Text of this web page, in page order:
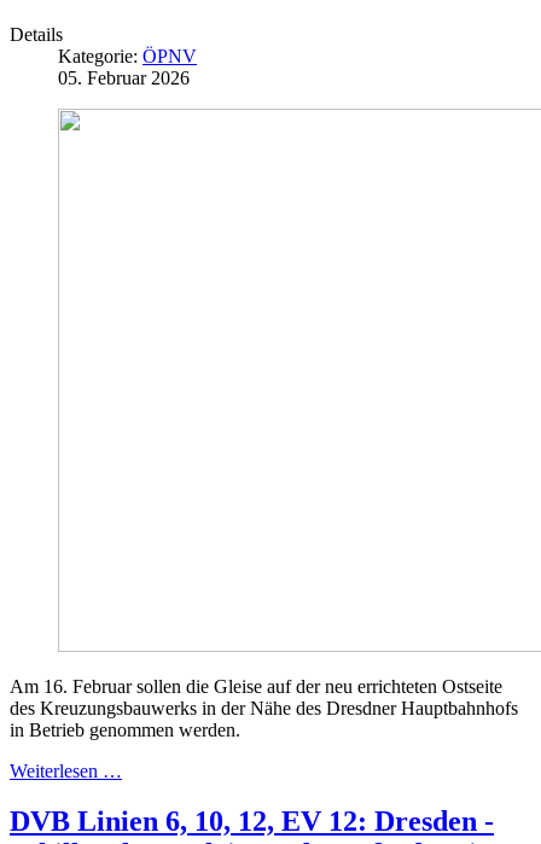
Details
Kategorie: ÖPNV
05. Februar 2026
Am 16. Februar sollen die Gleise auf der neu errichteten Ostseite
des Kreuzungsbauwerks in der Nähe des Dresdner Hauptbahnhofs
in Betrieb genommen werden.
Weiterlesen …
DVB Linien 6, 10, 12, EV 12: Dresden -